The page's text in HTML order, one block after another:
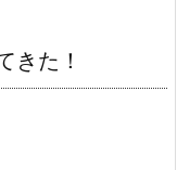
きた！